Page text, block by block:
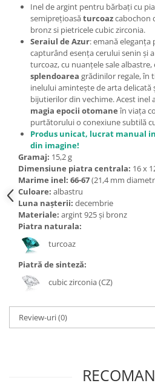
Bijuterii turcoaz
Bijuterii turmaline
Bijuterii morganit
Inel de argint pentru bărbați cu
semiprețioasăturcoazcabochon
bronz si pietricele cubic zirconia.
Seraiul de Azur: emană
capturând esența cerului senin și
turcoaz, cu nuanțele sale albastre,
splendoarea grădinilor regale, în
inelului amintește de arta delicată
bijutierilor din vechime. Acest inel
magia epocii otomaneîn viața
purtătorului o conexiune subtilă
Produs unicat, lucrat manual
din imagine!
Gramaj: 15,2g
Dimensiune piatra centrala: 16 x
Marime inel: 66-67(21,4 mm
Culoare: albastru
Luna nașterii: decembrie
Materiale: argint 925 și bronz
Piatra naturala:
turcoaz
Piatră de sinteză:
cubic zirconia (CZ)
Review-uri(0)